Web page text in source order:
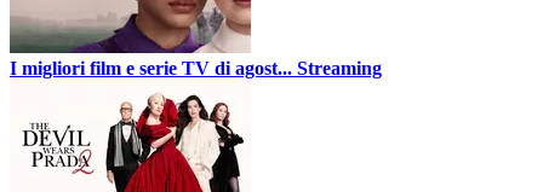
I migliori film e serie TV di agost... Streaming